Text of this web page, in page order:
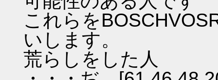
これらを
いします。
荒らしをした人